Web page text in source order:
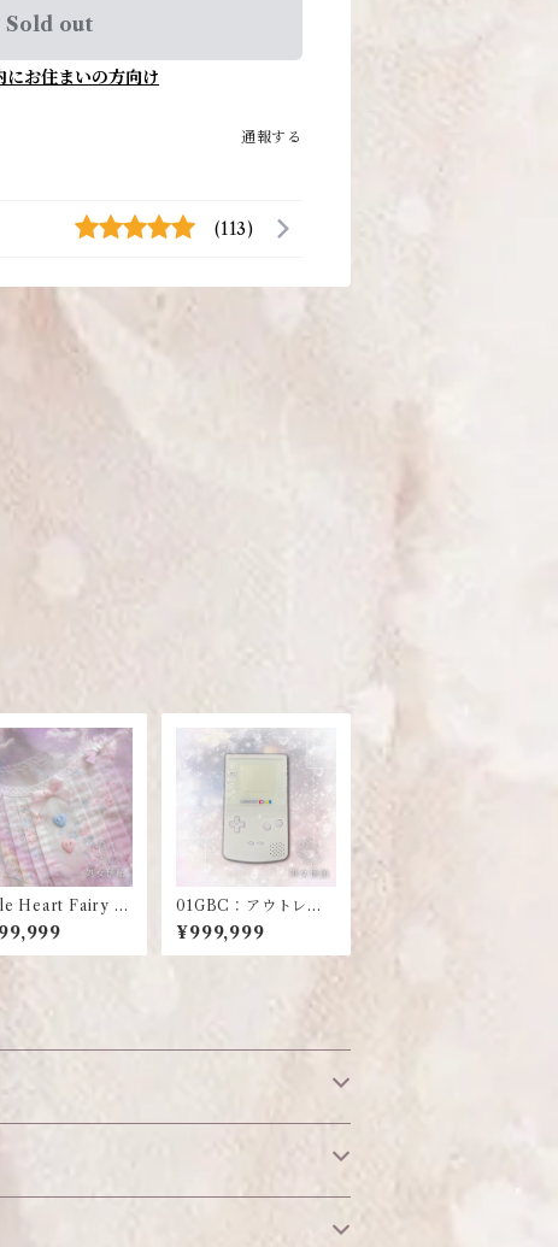
Sold out
にお住まいの方向け
通報する
(113)
Heart Fairy O
01GBC：アウトレッ
ト
¥999,999